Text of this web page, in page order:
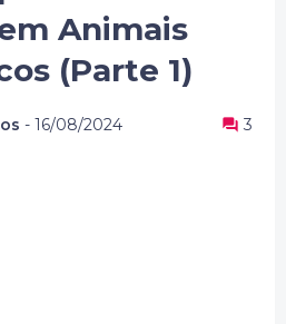
Animais
(Parte 1)
- 16/08/2024 3